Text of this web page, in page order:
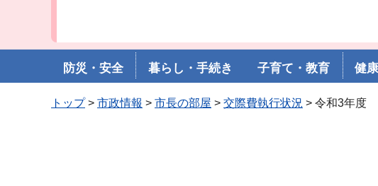
防災・安全 暮らし・手続き 子育て・教育 健
トップ> 市政情報 > 市長の部屋 > 交際費執行状況 > 令和3年度